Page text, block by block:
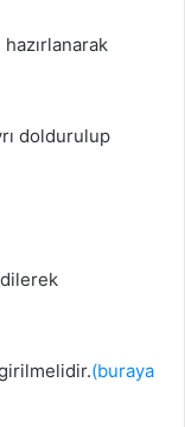
doldurulup
(buraya